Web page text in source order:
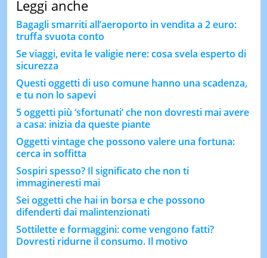
Leggi anche
Bagagli smarriti all’aeroporto in vendita a 2 euro:
truffa svuota conto
​​Se viaggi, evita le valigie nere: cosa svela esperto di
sicurezza
Questi oggetti di uso comune hanno una scadenza,
e tu non lo sapevi
5 oggetti più ‘sfortunati’ che non dovresti mai avere
a casa: inizia da queste piante
Oggetti vintage che possono valere una fortuna:
cerca in soffitta
Sospiri spesso? Il significato che non ti
immagineresti mai
Sei oggetti che hai in borsa e che possono
difenderti dai malintenzionati
Sottilette e formaggini: come vengono fatti?
Dovresti ridurne il consumo. Il motivo